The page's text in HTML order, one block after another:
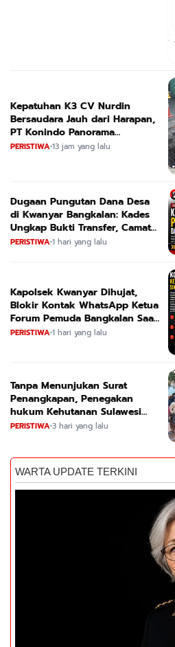
Kepatuhan K3 CV Nurdin
Bersaudara Jauh dari Harapan,
PT Konindo Panorama
Konsultan Dituding Lalai Awasi
PERISTIWA•13 jam yang lalu
Dugaan Pungutan Dana Desa
di Kwanyar Bangkalan: Kades
Ungkap Bukti Transfer, Camat
Beri Bantahan Tegas
PERISTIWA•1 hari yang lalu
Kapolsek Kwanyar Dihujat,
Blokir Kontak WhatsApp Ketua
Forum Pemuda Bangkalan Saat
Dikonfirmasi
PERISTIWA•1 hari yang lalu
Tanpa Menunjukan Surat
Penangkapan, Penegakan
hukum Kehutanan Sulawesi
Selatan Culik Petani Ladah Di
PERISTIWA•3 hari yang lalu